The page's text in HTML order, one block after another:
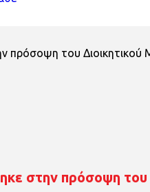
στην πρόσοψη του